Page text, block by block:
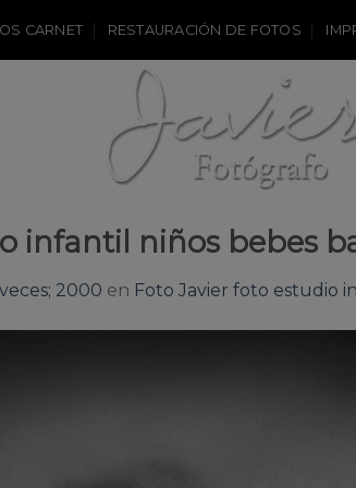
CARNET RESTAURACIÓN DE FOTOS
infantil niños bebes
2000 en Foto Javier foto estudio